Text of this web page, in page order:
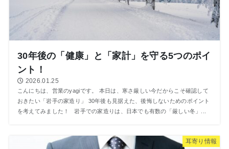
30年後の「健康」と「家計」を守る5つのポイ
ント！
2026.01.25
こんにちは、営業のyagiです。 本日は、寒さ厳しい今だからこそ確認して
おきたい「岩手の家造り」 30年後も見据えた、後悔しないためのポイント
を考えてみました！ 岩手での家造りは、日本でも有数の「厳しい冬」...
⽿寄り情報